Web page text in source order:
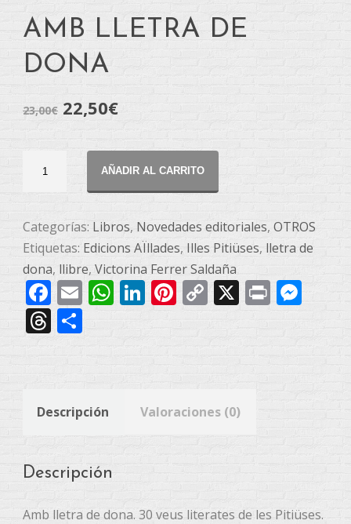
AMB LLETRA DE
DONA
23,00€ 22,50€
DONA
cantidad
AÑADIR AL CARRITO
Categorías: Libros, Novedades editoriales, OTROS
Etiquetas: Edicions AÏllades, Illes Pitiüses, lletra de
dona, llibre, Victorina Ferrer Saldaña
Facebook
EmailWhatsApp
LinkedIn
Pinterest
Copy
X Print
Threads
Descripción Valoraciones (0)
Descripción
Amb lletra de dona. 30 veus literates de les Pitiüses.